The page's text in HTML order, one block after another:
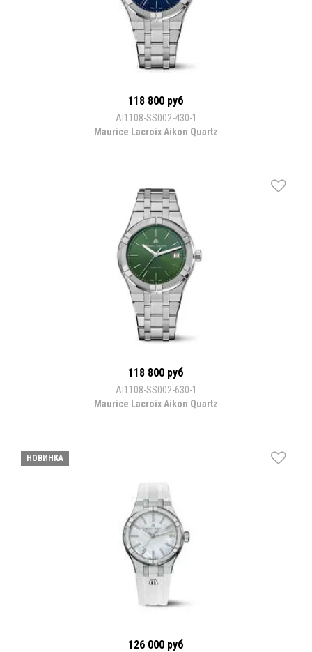
118 800 руб
AI1108-SS002-430-1
Maurice Lacroix Aikon Quartz
118 800 руб
AI1108-SS002-630-1
Maurice Lacroix Aikon Quartz
НОВИНКА
126 000 руб